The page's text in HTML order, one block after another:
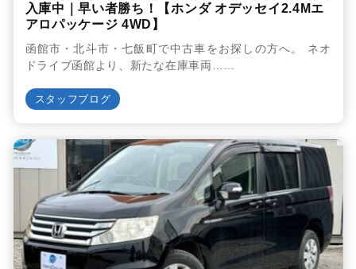
入庫中｜早い者勝ち！【ホンダ オデッセイ2.4Mエ
アロパッケージ 4WD】
函館市・北斗市・七飯町で中古車をお探しの方へ。 ネオ
ドライブ函館より、新たな在庫車両……
スタッフブログ